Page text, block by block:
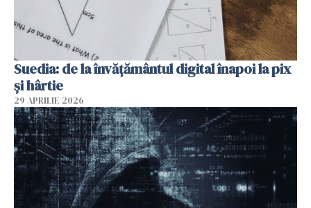
Suedia: de la învățământul digital înapoi la pix
și hârtie
29 APRILIE 2026